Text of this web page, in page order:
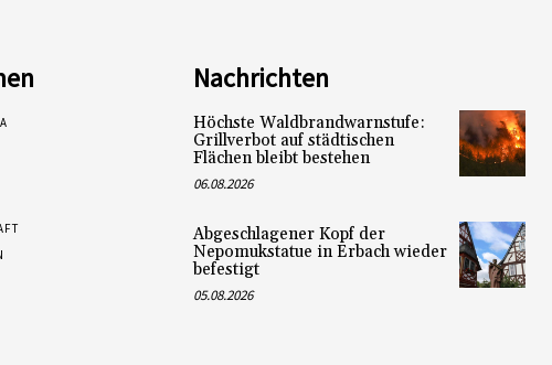
Nachrichten
Höchste Waldbrandwarnstufe:
Grillverbot auf städtischen
Flächen bleibt bestehen
06.08.2026
Abgeschlagener Kopf der
Nepomukstatue in Erbach wieder
befestigt
05.08.2026